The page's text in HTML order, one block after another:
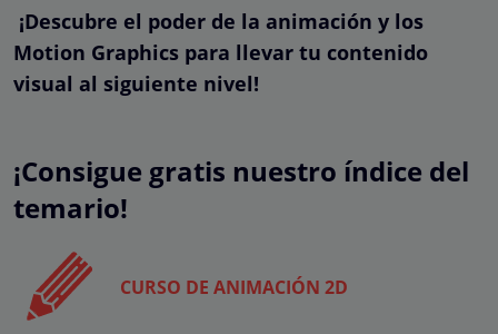
¡Descubre el poder de la animación y los
Motion Graphics para llevar tu contenido
visual al siguiente nivel!
¡Consigue gratis nuestro índice del
temario!
CURSO DE ANIMACIÓN 2D